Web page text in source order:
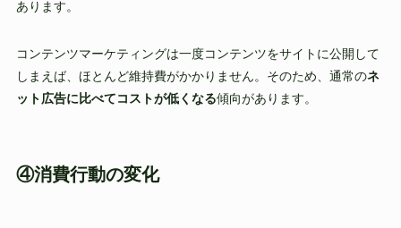
あります。
コンテンツマーケティングは一度コンテンツをサイトに公開して
しまえば、ほとんど維持費がかかりません。そのため、通常のネ
ット広告に比べてコストが低くなる傾向があります。
④消費行動の変化